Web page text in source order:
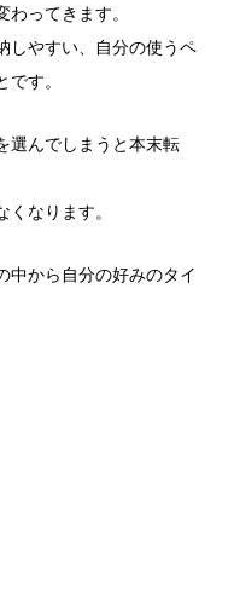
ってきます。
しやすい、自分の使うペ
す。
選んでしまうと本末転
なります。
中から自分の好みのタイ